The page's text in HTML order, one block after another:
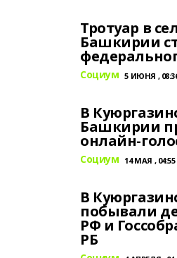
Тротуар в
Башкирии
Социум 5 ИЮНЯ ,
В
Башкирии
онлайн-
Социум 14 МАЯ , 04:55
В
побывали
РФ и
РБ